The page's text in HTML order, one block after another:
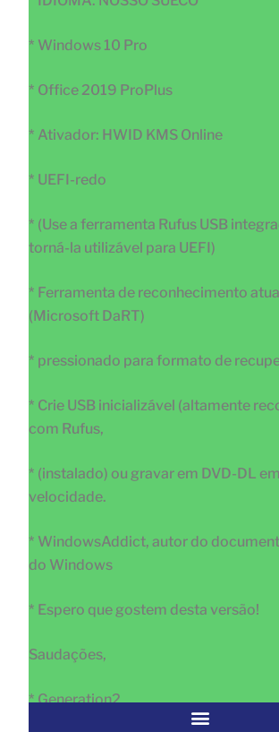
* Windows 10 Pro
* Office 2019 ProPlus
* Ativador: HWID KMS Online
* UEFI-redo
* (Use a ferramenta Rufus USB
torná-la utilizável para UEFI)
* Ferramenta de reconhecimento
(Microsoft DaRT)
* pressionado para formato de
* Crie USB inicializável (altamente
com Rufus,
* (instalado) ou gravar em DVD-DL
velocidade.
* WindowsAddict, autor do
do Windows
* Espero que gostem desta versão!
Saudações,
* Generation2